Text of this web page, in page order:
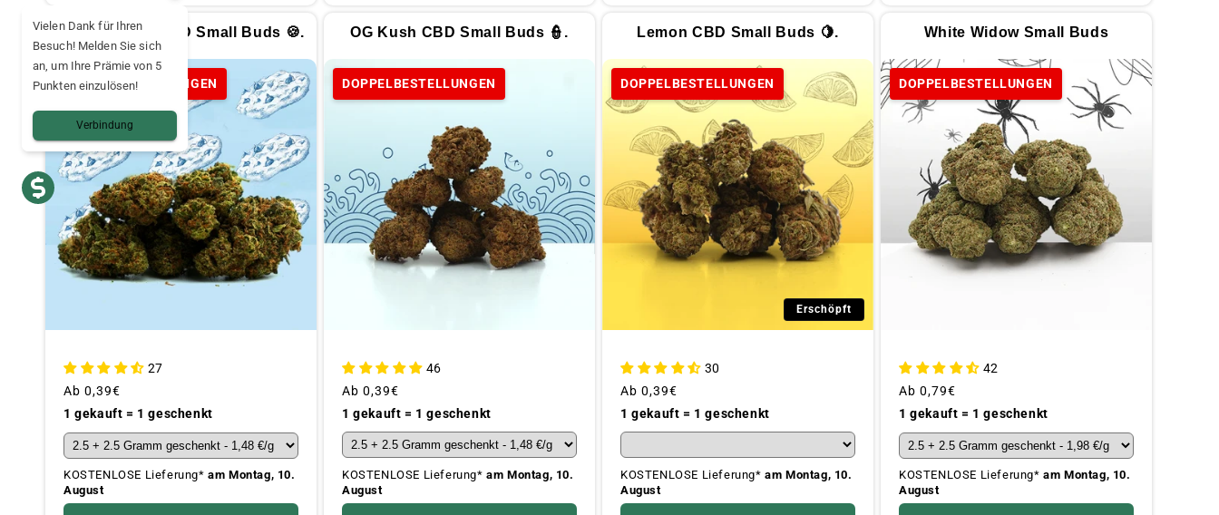
Cookie Kush CBD Small Buds 🍪.
DOPPELBESTELLUNGEN
27
Üblicher
Preis
Ab 0,39€
1 gekauft = 1 geschenkt
KOSTENLOSE Lieferung*am Montag, 10.
August
OG Kush CBD Small Buds 👮.
DOPPELBESTELLUNGEN
46
Üblicher
Preis
Ab 0,39€
1 gekauft = 1 geschenkt
KOSTENLOSE Lieferung*am Montag, 10.
August
Lemon CBD Small Buds 🍋.
DOPPELBESTELLUNGEN
Erschöpft
30
Üblicher
Preis
Ab 0,39€
1 gekauft = 1 geschenkt
KOSTENLOSE Lieferung*am Montag, 10.
August
White Widow Small Buds
DOPPELBESTELLUNGEN
42
Üblicher
Preis
Ab 0,79€
1 gekauft = 1 geschenkt
KOSTENLOSE Lieferung*am Montag, 10.
August
Vielen Dank für Ihren
Besuch! Melden Sie sich
an, um Ihre Prämie von 5
Punkten einzulösen!
Verbindung